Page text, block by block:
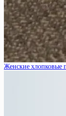
Женские хлопковые